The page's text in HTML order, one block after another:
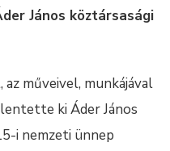
János köztársasági
műveivel, munkájával
ki Áder János
i nemzeti ünnep